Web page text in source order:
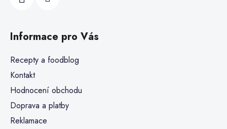
Informace pro Vás
Recepty a foodblog
Kontakt
Hodnocení obchodu
Doprava a platby
Reklamace